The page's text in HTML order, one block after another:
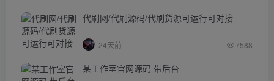
代刷网/代刷源码/代刷货源可运行可对接
24天前 7588
某工作室官网源码 带后台